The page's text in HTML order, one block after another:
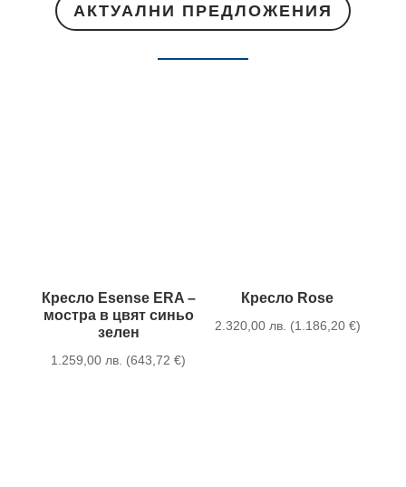
АКТУАЛНИ ПРЕДЛОЖЕНИЯ
Кресло Esense ERA –
мостра в цвят синьо
зелен
1.259,00 лв. (643,72€)
Кресло Rose
2.320,00 лв. (1.186,20 €)